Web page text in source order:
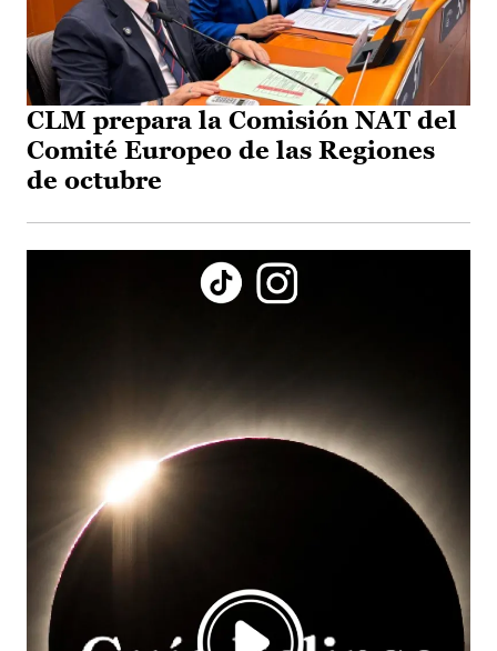
CLM prepara la Comisión NAT del
Comité Europeo de las Regiones
de octubre